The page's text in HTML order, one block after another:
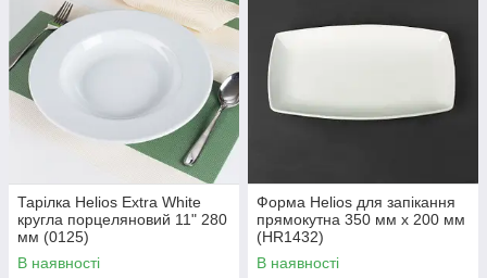
Тарілка Helios Extra White
кругла порцеляновий 11" 280
мм (0125)
В наявності
Форма Helios для запікання
прямокутна 350 мм х 200 мм
(HR1432)
В наявності